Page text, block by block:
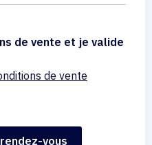
de vente et je valide
de vente